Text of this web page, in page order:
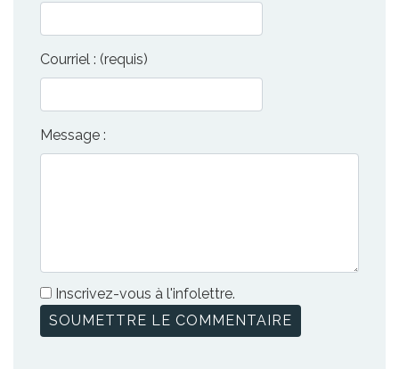
Courriel : (requis)
Message :
Inscrivez-vous à l'infolettre.